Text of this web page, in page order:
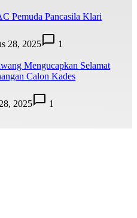
Pemuda Pancasila Klari
28, 2025
1
Mengucapkan Selamat
Calon Kades
2025 1